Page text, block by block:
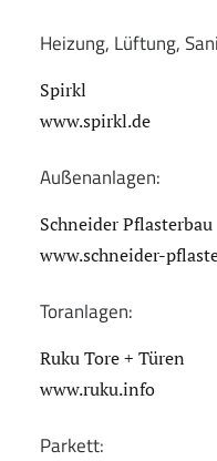
Heizung, Lüftung,
Spirkl
www.spirkl.de
Außenanlagen:
Schneider Pflasterbau
www.schneider-
Toranlagen:
Ruku Tore + Türen
www.ruku.info
Parkett: